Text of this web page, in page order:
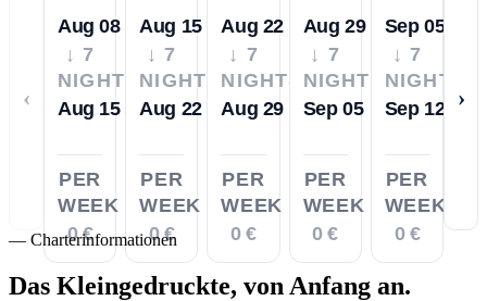
‹
Aug 08
↓ 7
NIGHTS
Aug 15
PER
WEEK
0 €
Aug 15
↓ 7
NIGHTS
Aug 22
PER
WEEK
0 €
Aug 22
↓ 7
NIGHTS
Aug 29
PER
WEEK
0 €
Aug 29
↓ 7
NIGHTS
Sep 05
PER
WEEK
0 €
Sep 05
↓ 7
NIGHTS
Sep 12
PER
WEEK
0 €
›
— Charterinformationen
Das Kleingedruckte, von Anfang an.